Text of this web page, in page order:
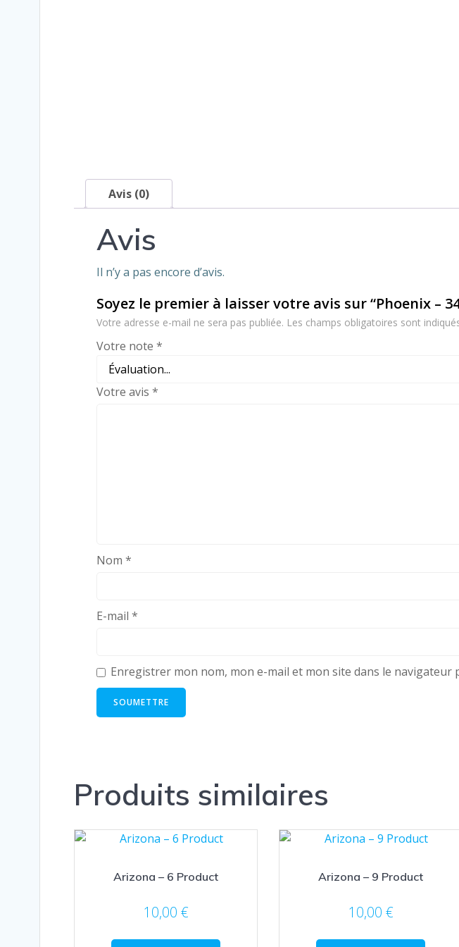
Avis (0)
Avis
Il n’y a pas encore d’avis.
Soyez le premier à laisser votre avis sur “Phoenix –
Votre adresse e-mail ne sera pas publiée. Les champs obligatoires sont
Votre note *
Votre avis *
Nom *
E-mail *
Enregistrer mon nom, mon e-mail et mon site dans le
Produits similaires
Arizona – 6 Product
10,00 €
Arizona – 9 Product
10,00 €